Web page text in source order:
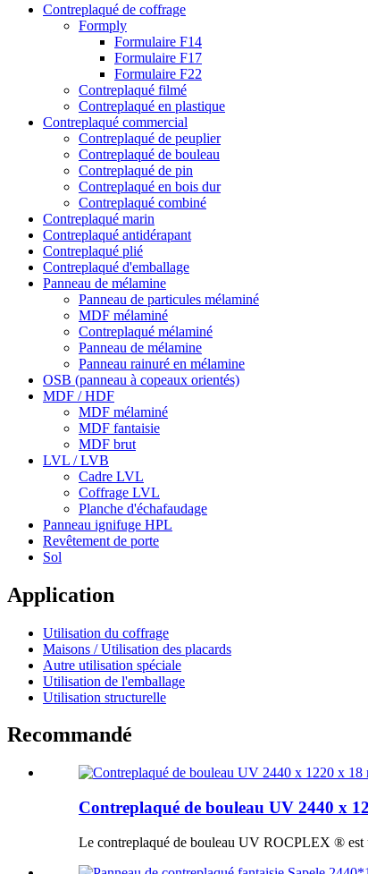
Contreplaqué de coffrage
Formply
Formulaire F14
Formulaire F17
Formulaire F22
Contreplaqué filmé
Contreplaqué en plastique
Contreplaqué commercial
Contreplaqué de peuplier
Contreplaqué de bouleau
Contreplaqué de pin
Contreplaqué en bois dur
Contreplaqué combiné
Contreplaqué marin
Contreplaqué antidérapant
Contreplaqué plié
Contreplaqué d'emballage
Panneau de mélamine
Panneau de particules mélaminé
MDF mélaminé
Contreplaqué mélaminé
Panneau de mélamine
Panneau rainuré en mélamine
OSB (panneau à copeaux orientés)
MDF / HDF
MDF mélaminé
MDF fantaisie
MDF brut
LVL / LVB
Cadre LVL
Coffrage LVL
Planche d'échafaudage
Panneau ignifuge HPL
Revêtement de porte
Sol
Application
Utilisation du coffrage
Maisons / Utilisation des placards
Autre utilisation spéciale
Utilisation de l'emballage
Utilisation structurelle
Recommandé
Contreplaqué de bouleau UV 2440 x
Le contreplaqué de bouleau UV ROCPLEX ® est